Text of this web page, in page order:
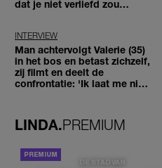
dat je niet verliefd zou
INTERVIEW
Man achtervolgt Valerie (35)
in het bos en betast zichzelf,
zij filmt en deelt de
confrontatie: 'Ik laat me niet
LINDA.PREMIUM
DE STAD VAN